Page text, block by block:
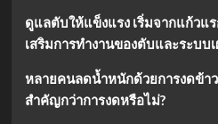
ปรากฏการณ์
ความ
ดูแลตับให้แข็งแรง เริ่มจากแก้วแ
เสริมการทำงานของตับและระบบ
หลายคนลดน้ำหนักด้วยการงดข้า
สำคัญกว่าการงดหรือไม่?